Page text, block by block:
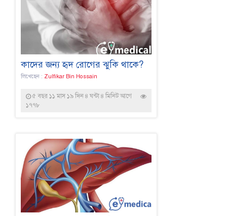
কাদের জন্য হৃদ রোগের ঝুকি থাকে?
লিখেছেন : Zulfikar Bin Hossain
৫ বছর ১১ মাস ১৯ দিন ৪ ঘন্টা ৪ মিনিট আগে
১৭৭৮